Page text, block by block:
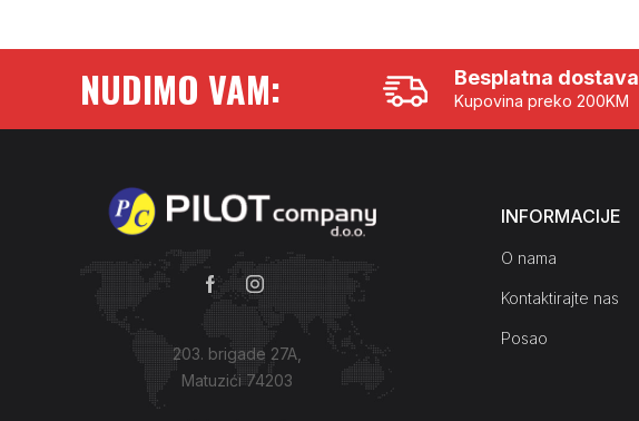
NUDIMO VAM: Besplatna dostava
Kupovina preko 200KM
203. brigade 27A,
Matuzići 74203
INFORMACIJE
O nama
Kontaktirajte nas
Posao